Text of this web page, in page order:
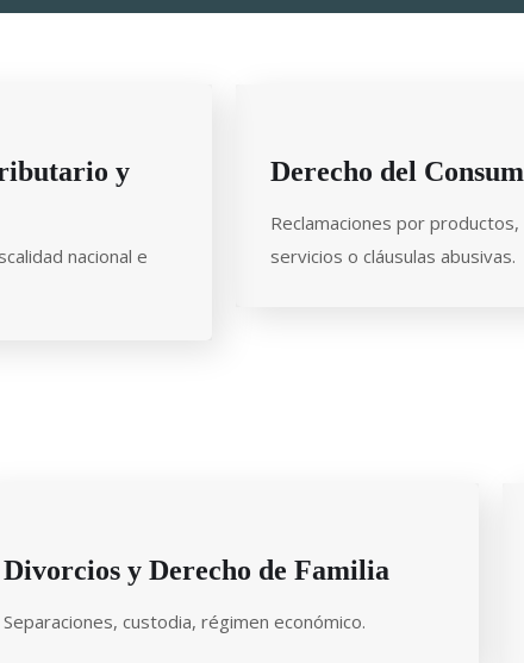
y
nacional e
Derecho del
Reclamaciones por productos,
servicios o cláusulas abusivas.
Divorcios y Derecho de Familia
Separaciones, custodia, régimen económico.